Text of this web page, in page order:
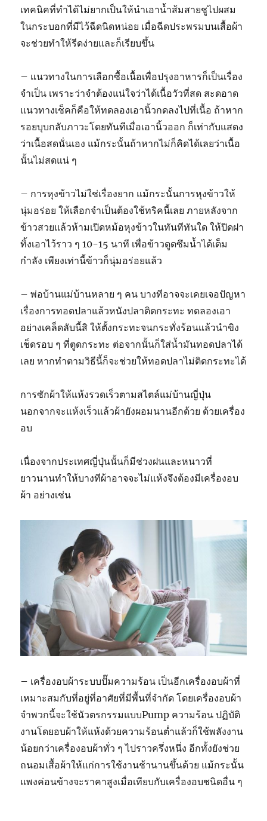
เทคนิคที่ทำได้ไม่ยากเป็นให้นำเอาน้ำส้มสายชูไปผสม
ในกระบอกที่มีไว้ฉีดนิดหน่อย เมื่อฉีดประพรมบนเสื้อผ้า
จะช่วยทำให้รีดง่ายและก็เรียบขึ้น
– แนวทางในการเลือกซื้อเนื้อเพื่อปรุงอาหารก็เป็นเรื่อง
จำเป็น เพราะว่าจำต้องแน่ใจว่าได้เนื้อวัวที่สด สะดอาด
แนวทางเช็คก็คือให้ทดลองเอานิ้วกดลงไปที่เนื้อ ถ้าหาก
รอยบุบกลับภาวะโดยทันทีเมื่อเอานิ้วออก ก็เท่ากับแสดง
ว่าเนื้อสดนั่นเอง แม้กระนั้นถ้าหากไม่ก็คิดได้เลยว่าเนื้อ
นั้นไม่สดแน่ ๆ
– การหุงข้าวไม่ใช่เรื่องยาก แม้กระนั้นการหุงข้าวให้
นุ่มอร่อย ให้เลือกจำเป็นต้องใช้ทริคนี้เลย ภายหลังจาก
ข้าวสวยแล้วห้ามเปิดหม้อหุงข้าวในทันทีทันใด ให้ปิดฝา
ทิ้งเอาไว้ราว ๆ 10-15 นาที เพื่อข้าวดูดซึมน้ำได้เต็ม
กำลัง เพียงเท่านี้ข้าวก็นุ่มอร่อยแล้ว
– พ่อบ้านแม่บ้านหลาย ๆ คน บางทีอาจจะเคยเจอปัญหา
เรื่องการทอดปลาแล้วหนังปลาติดกระทะ ทดลองเอา
อย่างเคล็ดลับนี้สิ ให้ตั้งกระทะจนกระทั่งร้อนแล้วนำขิง
เช็ดรอบ ๆ ที่ตูดกระทะ ต่อจากนั้นก็ใส่น้ำมันทอดปลาได้
เลย หากทำตามวิธีนี้ก็จะช่วยให้ทอดปลาไม่ติดกระทะได้
การซักผ้าให้แห้งรวดเร็วตามสไตล์แม่บ้านญี่ปุ่น
นอกจากจะแห้งเร็วแล้วผ้ายังผอมนานอีกด้วย ด้วยเครื่อง
อบ
เนื่องจากประเทศญี่ปุ่นนั้นก็มีช่วงฝนและหนาวที่
ยาวนานทำให้บางทีผ้าอาจจะไม่แห้งจึงต้องมีเครื่องอบ
ผ้า อย่างเช่น
– เครื่องอบผ้าระบบปั๊มความร้อน เป็นอีกเครื่องอบผ้าที่
เหมาะสมกับที่อยู่ที่อาศัยที่มีพื้นที่จำกัด โดยเครื่องอบผ้า
จำพวกนี้จะใช้นัวตรกรรมแบบPump ความร้อน ปฏิบัติ
งานโดยอบผ้าให้แห้งด้วยความร้อนต่ำแล้วก็ใช้พลังงาน
น้อยกว่าเครื่องอบผ้าทั่ว ๆ ไปราวครึ่งหนึ่ง อีกทั้งยังช่วย
ถนอมเสื้อผ้าให้แก่การใช้งานช้านานขึ้นด้วย แม้กระนั้น
แพงค่อนข้างจะราคาสูงเมื่อเทียบกับเครื่องอบชนิดอื่น ๆ